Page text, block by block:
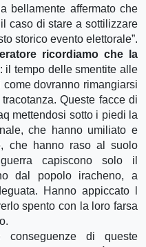
bellamente affermato che
caso di stare a sottilizzare
storico evento elettorale”.
ricordiamo che la
: il tempo delle smentite alle
come dovranno rimangiarsi
Queste facce di
mettendosi sotto i piedi la
che hanno umiliato e
che hanno raso al suolo
capiscono solo il
dal popolo iracheno, a
Hanno appiccato l
spento con la loro farsa
conseguenze di queste